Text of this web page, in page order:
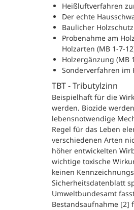
Heißluftverfahren
Der echte
Baulicher
Probenahme am
Holzarten (MB 1-7-
Holzergänzung (MB
Sonderverfahren im
TBT - Tributylzinn
Beispielhaft für die
werden. Biozide
lebensnotwendige
Regel für das Leben
verschiedenen Arten
höher entwickelten
wichtige toxische
keinen
Sicherheitsdatenblatt
Umweltbundesamt
Bestandsaufnahme [2]